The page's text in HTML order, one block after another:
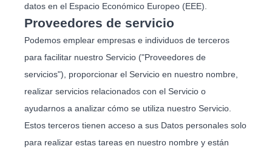
datos en el Espacio Económico Europeo (EEE).
Proveedores de servicio
Podemos emplear empresas e individuos de terceros
para facilitar nuestro Servicio ("Proveedores de
servicios"), proporcionar el Servicio en nuestro nombre,
realizar servicios relacionados con el Servicio o
ayudarnos a analizar cómo se utiliza nuestro Servicio.
Estos terceros tienen acceso a sus Datos personales solo
para realizar estas tareas en nuestro nombre y están